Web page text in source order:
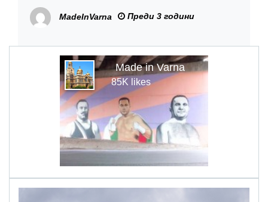
000 лв. за два свои туристически
проекта за 2024 г.
MadeInVarna Преди 3 години
Made in Varna
85K likes